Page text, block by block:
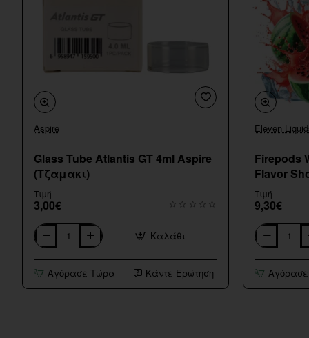
Aspire
Glass Tube Atlantis GT 4ml Aspire
(Τζαμακι)
Τιμή
3,00€
Glass
Tube
Atlantis
GT
Καλάθι
Αγόρασε Τώρα Κάντε Ερώτηση
Eleven
Firepods
Flavor
Τιμή
9,30€
Firepods
Watermelon
Melon
Ice